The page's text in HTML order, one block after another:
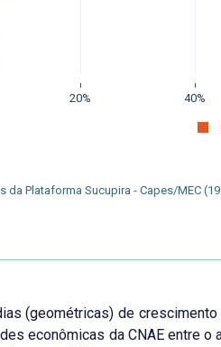
20% 40%
da Plataforma Sucupira - Capes/MEC
(geométricas) de
econômicas da CNAE entre